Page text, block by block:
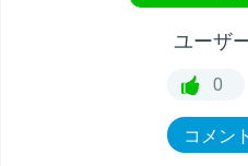
ユーザ
0
コメン